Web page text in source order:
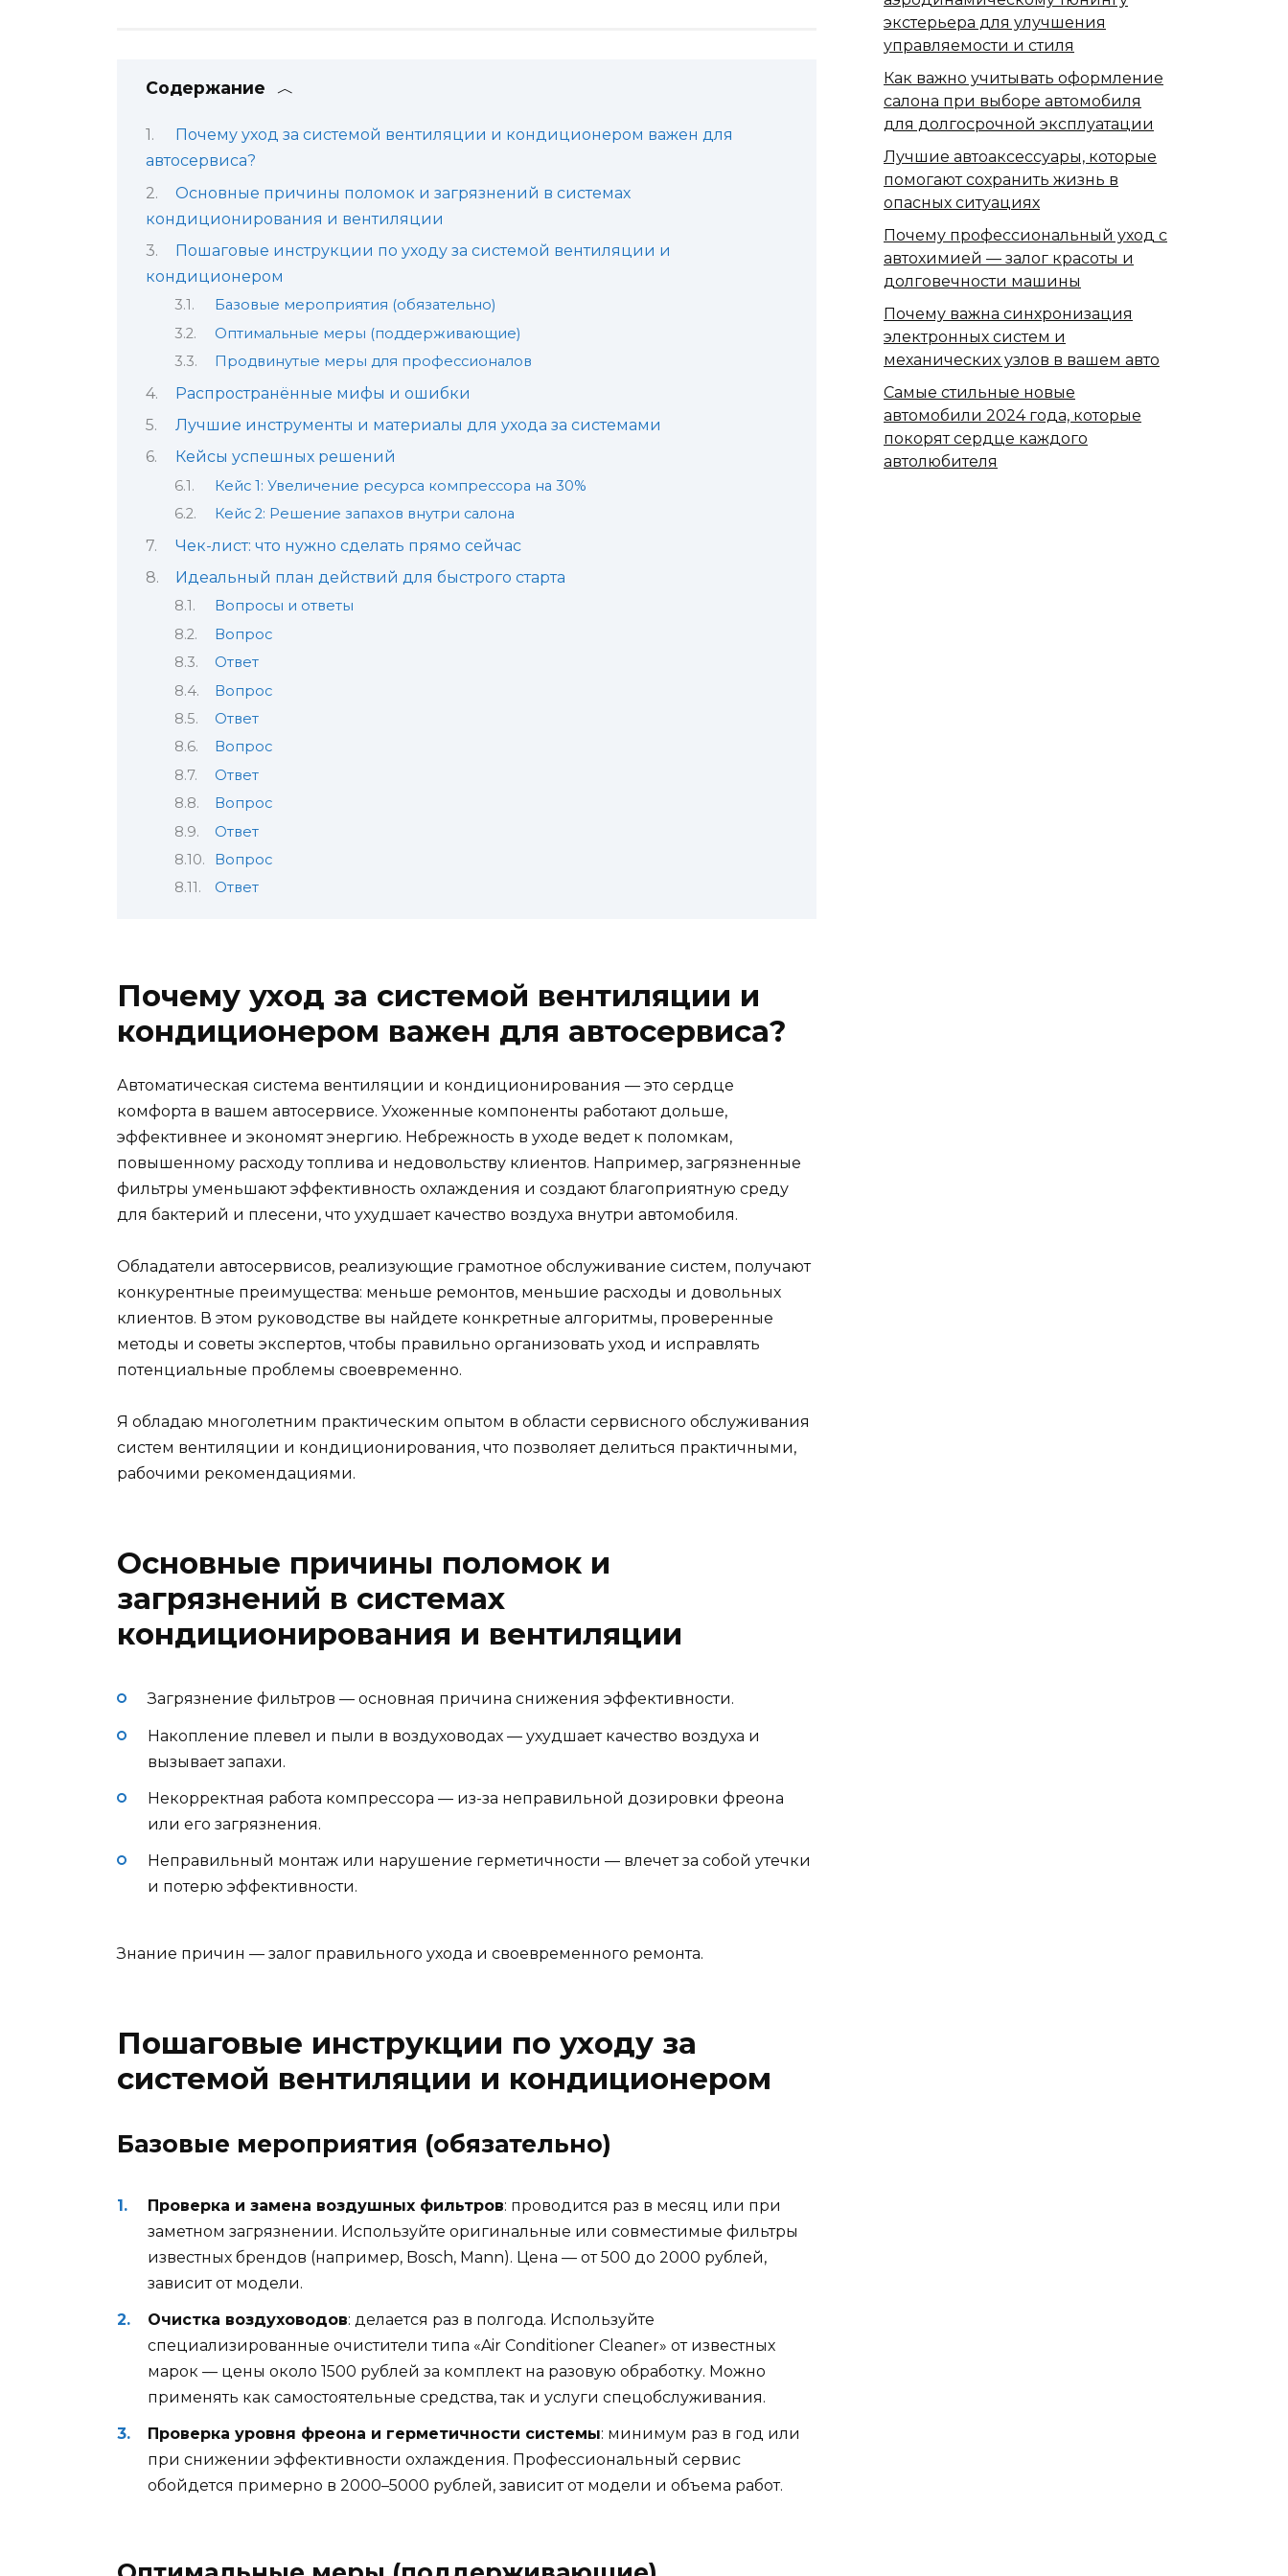
Содержание
Почему уход за системой вентиляции и кондиционером важен для
автосервиса?
Основные причины поломок и загрязнений в системах
кондиционирования и вентиляции
Пошаговые инструкции по уходу за системой вентиляции и
кондиционером
Базовые мероприятия (обязательно)
Оптимальные меры (поддерживающие)
Продвинутые меры для профессионалов
Распространённые мифы и ошибки
Лучшие инструменты и материалы для ухода за системами
Кейсы успешных решений
Кейс 1: Увеличение ресурса компрессора на 30%
Кейс 2: Решение запахов внутри салона
Чек-лист: что нужно сделать прямо сейчас
Идеальный план действий для быстрого старта
Вопросы и ответы
Вопрос
Ответ
Вопрос
Ответ
Вопрос
Ответ
Вопрос
Ответ
Вопрос
Ответ
Почему уход за системой вентиляции и
кондиционером важен для автосервиса?
Автоматическая система вентиляции и кондиционирования — это сердце
комфорта в вашем автосервисе. Ухоженные компоненты работают дольше,
эффективнее и экономят энергию. Небрежность в уходе ведет к поломкам,
повышенному расходу топлива и недовольству клиентов. Например, загрязненные
фильтры уменьшают эффективность охлаждения и создают благоприятную среду
для бактерий и плесени, что ухудшает качество воздуха внутри автомобиля.
Обладатели автосервисов, реализующие грамотное обслуживание систем, получают
конкурентные преимущества: меньше ремонтов, меньшие расходы и довольных
клиентов. В этом руководстве вы найдете конкретные алгоритмы, проверенные
методы и советы экспертов, чтобы правильно организовать уход и исправлять
потенциальные проблемы своевременно.
Я обладаю многолетним практическим опытом в области сервисного обслуживания
систем вентиляции и кондиционирования, что позволяет делиться практичными,
рабочими рекомендациями.
Основные причины поломок и
загрязнений в системах
кондиционирования и вентиляции
Загрязнение фильтров — основная причина снижения эффективности.
Накопление плевел и пыли в воздуховодах — ухудшает качество воздуха и
вызывает запахи.
Некорректная работа компрессора — из-за неправильной дозировки фреона
или его загрязнения.
Неправильный монтаж или нарушение герметичности — влечет за собой утечки
и потерю эффективности.
Знание причин — залог правильного ухода и своевременного ремонта.
Пошаговые инструкции по уходу за
системой вентиляции и кондиционером
Базовые мероприятия (обязательно)
Проверка и замена воздушных фильтров: проводится раз в месяц или при
заметном загрязнении. Используйте оригинальные или совместимые фильтры
известных брендов (например, Bosch, Mann). Цена — от 500 до 2000 рублей,
зависит от модели.
Очистка воздуховодов: делается раз в полгода. Используйте
специализированные очистители типа «Air Conditioner Cleaner» от известных
марок — цены около 1500 рублей за комплект на разовую обработку. Можно
применять как самостоятельные средства, так и услуги спецобслуживания.
Проверка уровня фреона и герметичности системы: минимум раз в год или
при снижении эффективности охлаждения. Профессиональный сервис
обойдется примерно в 2000–5000 рублей, зависит от модели и объема работ.
экстерьера для улучшения
управляемости и стиля
Как важно учитывать оформление
салона при выборе автомобиля
для долгосрочной эксплуатации
Лучшие автоаксессуары, которые
помогают сохранить жизнь в
опасных ситуациях
Почему профессиональный уход с
автохимией — залог красоты и
долговечности машины
Почему важна синхронизация
электронных систем и
механических узлов в вашем авто
Самые стильные новые
автомобили 2024 года, которые
покорят сердце каждого
автолюбителя